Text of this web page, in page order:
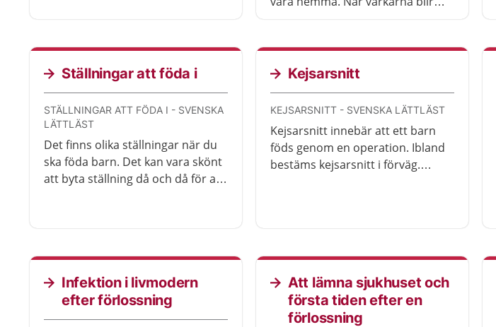
timmar till några dygn.
sjukhusets förlossningsavdelning.
Ställningar att föda i
STÄLLNINGAR ATT FÖDA I - SVENSKA
LÄTTLÄST
Det finns olika ställningar när du
ska föda barn. Det kan vara skönt
att byta ställning då och då för att
Kejsarsnitt
KEJSARSNITT - SVENSKA LÄTTLÄST
Kejsarsnitt innebär att ett barn
föds genom en operation. Ibland
bestäms kejsarsnitt i förväg.
Infektion i livmodern
efter förlossning
Att lämna sjukhuset och
första tiden efter en
förlossning